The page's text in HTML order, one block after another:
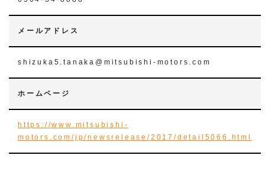
メールアドレス
shizuka5.tanaka@mitsubishi-motors.com
ホームページ
https://www.mitsubishi-
motors.com/jp/newsrelease/2017/detail5066.html